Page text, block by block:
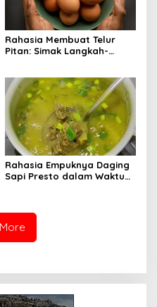
Rahasia Membuat Telur
Pitan: Simak Langkah-
Rahasia Empuknya Daging
Sapi Presto dalam Waktu